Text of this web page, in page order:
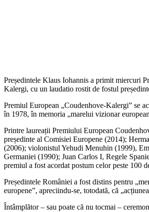
Președintele Klaus Iohannis a primit miercuri
Kalergi, cu un laudatio rostit de fostul
Premiul European „Coudenhove-Kalergi” se
în 1978, în memoria „marelui vizionar
Printre laureații Premiului European
președinte al Comisiei Europene (2014);
(2006); violonistul Yehudi Menuhin (1999),
Germaniei (1990); Juan Carlos I, Regele
premiul a fost acordat postum celor peste 100
Președintele României a fost distins pentru
europene”, apreciindu-se, totodată, că
Întâmplător – sau poate că nu tocmai –